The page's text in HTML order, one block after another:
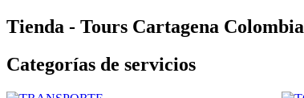
Tienda - Tours Cartagena Colombia
Categorías de servicios